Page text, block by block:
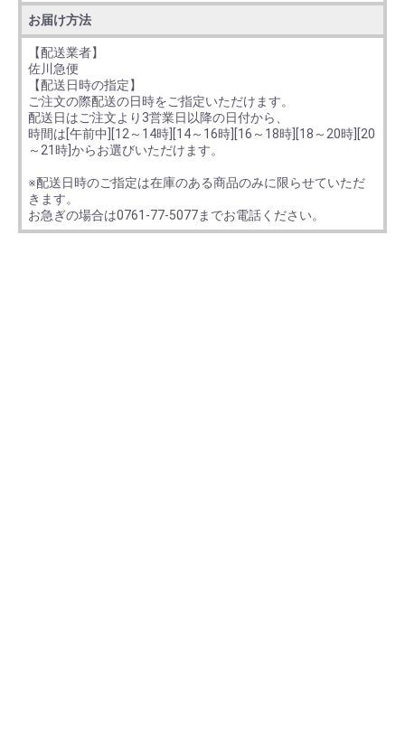
お届け方法
【配送業者】
佐川急便
【配送日時の指定】
ご注文の際配送の日時をご指定いただけます。
配送日はご注文より3営業日以降の日付から、
時間は[午前中][12～14時][14～16時][16～18時][18～20時][20
～21時]からお選びいただけます。
※配送日時のご指定は在庫のある商品のみに限らせていただ
きます。
お急ぎの場合は0761-77-5077までお電話ください。